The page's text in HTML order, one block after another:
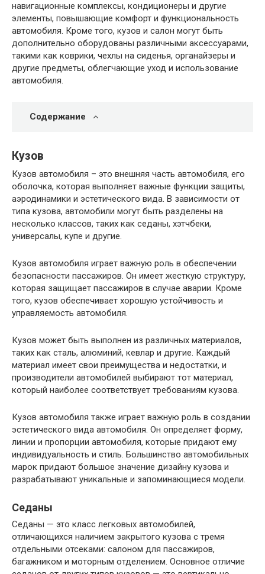
навигационные комплексы, кондиционеры и другие
элементы, повышающие комфорт и функциональность
автомобиля. Кроме того, кузов и салон могут быть
дополнительно оборудованы различными аксессуарами,
такими как коврики, чехлы на сиденья, органайзеры и
другие предметы, облегчающие уход и использование
автомобиля.
Содержание
Кузов
Кузов автомобиля – это внешняя часть автомобиля, его
оболочка, которая выполняет важные функции защиты,
аэродинамики и эстетического вида. В зависимости от
типа кузова, автомобили могут быть разделены на
несколько классов, таких как седаны, хэтчбеки,
универсалы, купе и другие.
Кузов автомобиля играет важную роль в обеспечении
безопасности пассажиров. Он имеет жесткую структуру,
которая защищает пассажиров в случае аварии. Кроме
того, кузов обеспечивает хорошую устойчивость и
управляемость автомобиля.
Кузов может быть выполнен из различных материалов,
таких как сталь, алюминий, кевлар и другие. Каждый
материал имеет свои преимущества и недостатки, и
производители автомобилей выбирают тот материал,
который наиболее соответствует требованиям кузова.
Кузов автомобиля также играет важную роль в создании
эстетического вида автомобиля. Он определяет форму,
линии и пропорции автомобиля, которые придают ему
индивидуальность и стиль. Большинство автомобильных
марок придают большое значение дизайну кузова и
разрабатывают уникальные и запоминающиеся модели.
Седаны
Седаны — это класс легковых автомобилей,
отличающихся наличием закрытого кузова с тремя
отдельными отсеками: салоном для пассажиров,
багажником и моторным отделением. Основное отличие